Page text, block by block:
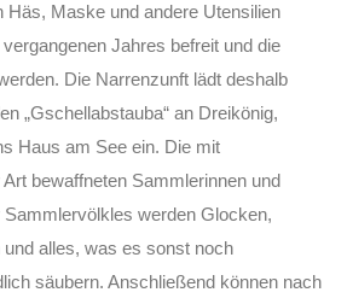
Häs, Maske und andere Utensilien
Jahres befreit und die
Die Narrenzunft lädt deshalb
„Gschellabstauba“ an Dreikönig,
Haus am See ein. Die mit
bewaffneten Sammlerinnen und
werden Glocken,
alles, was es sonst noch
säubern. Anschließend können nach